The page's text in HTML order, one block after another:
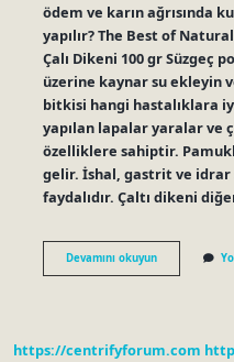
ödem ve karın ağrısında
yapılır? The Best of
Çalı Dikeni 100 gr Süzgeç
üzerine kaynar su ekleyin
bitkisi hangi hastalıklara
yapılan lapalar yaralar ve
özelliklere sahiptir.
gelir. İshal, gastrit ve idrar
faydalıdır. Çaltı dikeni
Devamını okuyunÇaltı
Otunun
https://centrifyforum.com